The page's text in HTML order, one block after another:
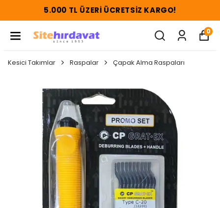
5.000 TL ÜZERI ÜCRETSIZ KARGO!
0
Kesici Takımlar Raspalar Çapak Alma Raspaları